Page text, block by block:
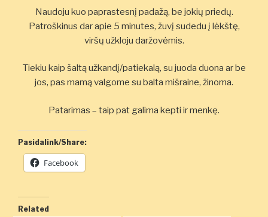
Naudoju kuo paprastesnį padažą, be jokių priedų.
Patroškinus dar apie 5 minutes, žuvį sudedu į lėkštę,
viršų užkloju daržovėmis.
Tiekiu kaip šaltą užkandį/patiekalą, su juoda duona ar be
jos, pas mamą valgome su balta mišraine, žinoma.
Patarimas – taip pat galima kepti ir menkę.
Pasidalink/Share:
Facebook
Related